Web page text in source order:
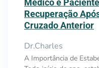
Médico e
Recuperação
Cruzado Anterior
Dr.Charles
A Importância de